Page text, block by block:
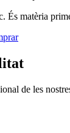
És matèria
de les